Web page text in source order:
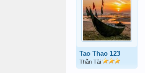
Tao Thao 123
Thần Tài